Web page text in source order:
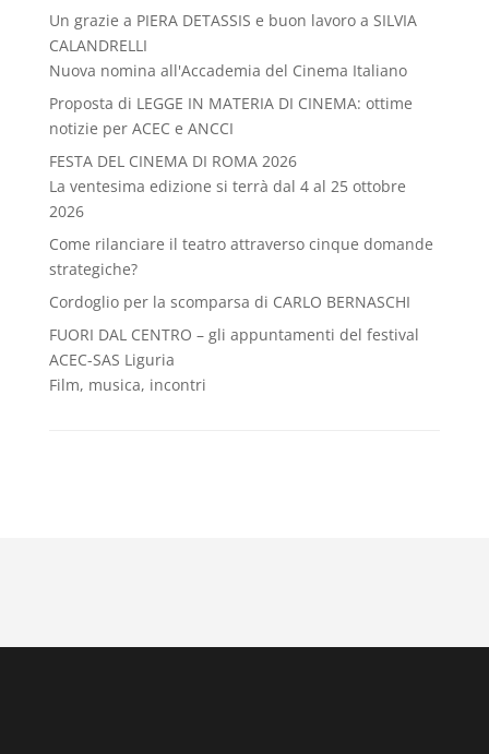
Un grazie a PIERA DETASSIS e buon lavoro a SILVIA
CALANDRELLI
Nuova nomina all'Accademia del Cinema Italiano
Proposta di LEGGE IN MATERIA DI CINEMA: ottime
notizie per ACEC e ANCCI
FESTA DEL CINEMA DI ROMA 2026
La ventesima edizione si terrà dal 4 al 25 ottobre
2026
Come rilanciare il teatro attraverso cinque domande
strategiche?
Cordoglio per la scomparsa di CARLO BERNASCHI
FUORI DAL CENTRO – gli appuntamenti del festival
ACEC-SAS Liguria
Film, musica, incontri